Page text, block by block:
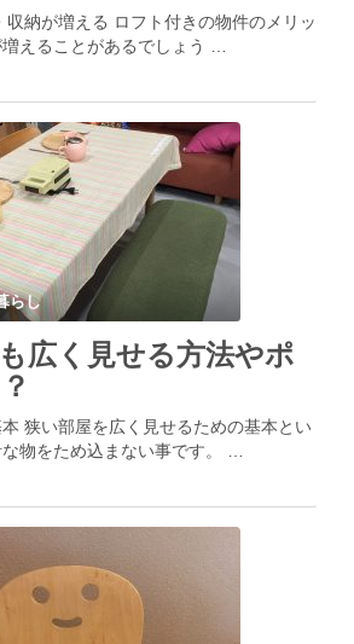
収納が増える ロフト付きの物件のメリッ
えることがあるでしょう …
らし
広く見せる方法やポ
狭い部屋を広く見せるための基本とい
物をため込まない事です。 …